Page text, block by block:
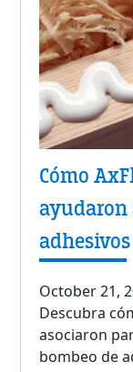
Cómo
ayudaron
October 21,
Descubra
asociaron
bombeo de